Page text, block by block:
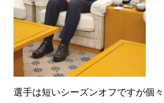
選手は短いシーズンオフですが個